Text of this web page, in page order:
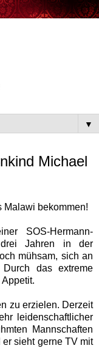
▼
Michael
Malawi bekommen!
SOS-Hermann-
Jahren in der
mühsam, sich an
das extreme
zu erzielen. Derzeit
leidenschaftlicher
Mannschaften
sieht gerne TV mit